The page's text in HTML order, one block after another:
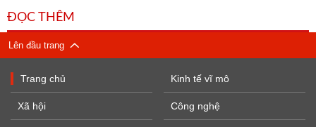
ĐỌC THÊM
Lên đầu trang
Trang chủ
Xã hội
Kinh tế vĩ mô
Công nghệ